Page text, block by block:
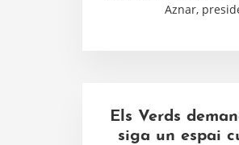
Aznar,
Els Verds
siga un espai